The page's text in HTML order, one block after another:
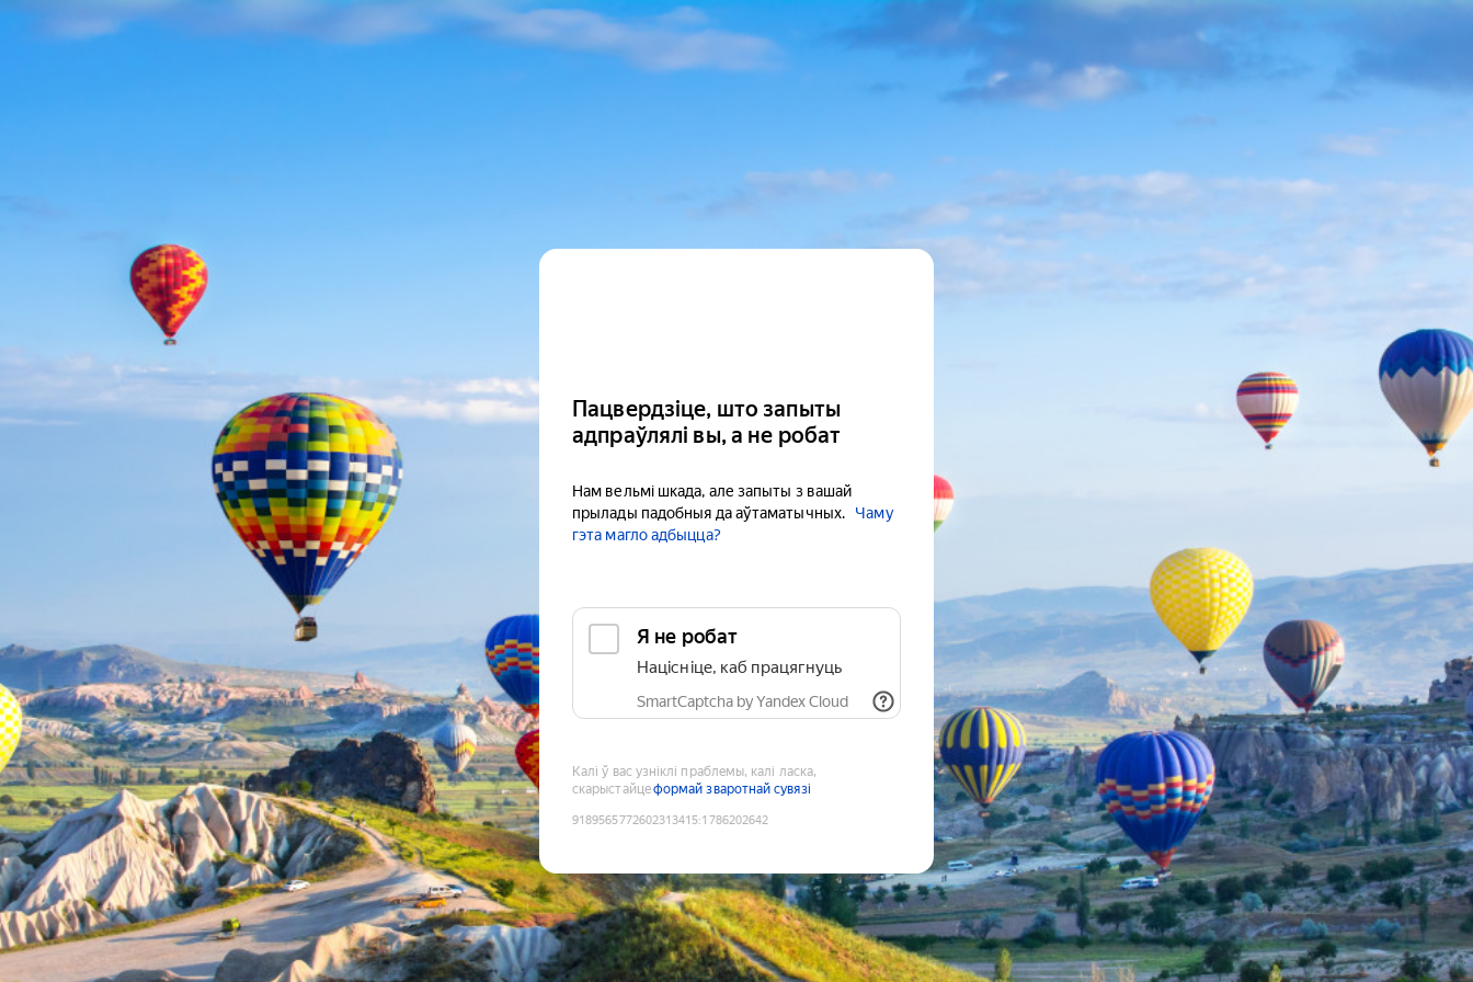
Пацвердзіце, што запыты
адпраўлялі вы, а не робат
Нам вельмі шкада, але запыты з вашай
прылады падобныя да аўтаматычных.
Чаму
гэта магло адбыцца?
Я не робат
Націсніце, каб працягнуць
SmartCaptcha by Yandex Cloud
Калі ў вас узніклі праблемы, калі ласка,
скарыстайцеформай зваротнай сувязі
9189565772602313415:1786202642